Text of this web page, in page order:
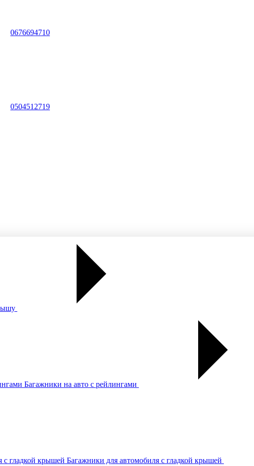
0676694710
0504512719
Багажники на авто с рейлингами
Багажники для автомобиля с гладкой крышей